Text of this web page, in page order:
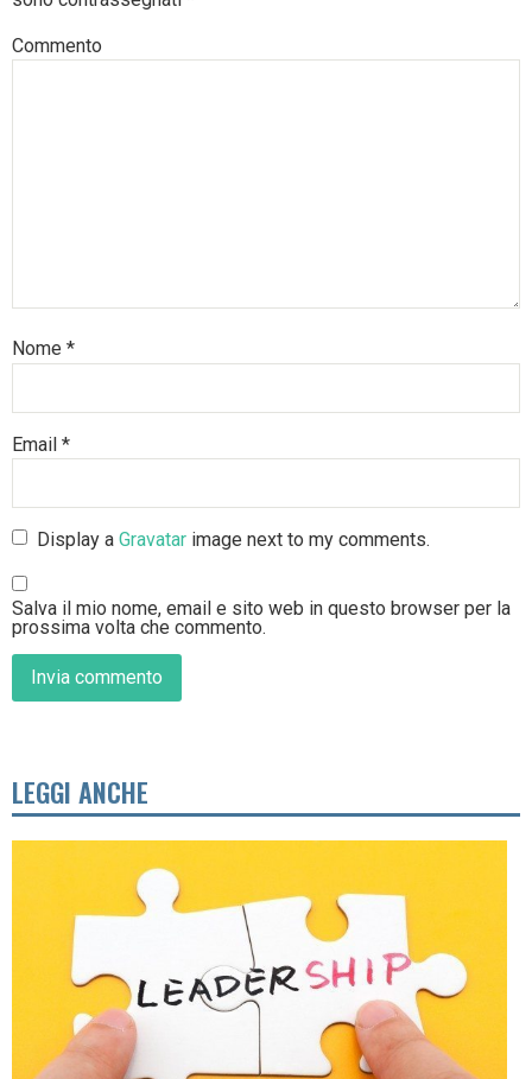
Commento
Nome *
Email *
Display aGravatar image next to my comments.
Salva il mio nome, email e sito web in questo browser per la
prossima volta che commento.
LEGGI ANCHE